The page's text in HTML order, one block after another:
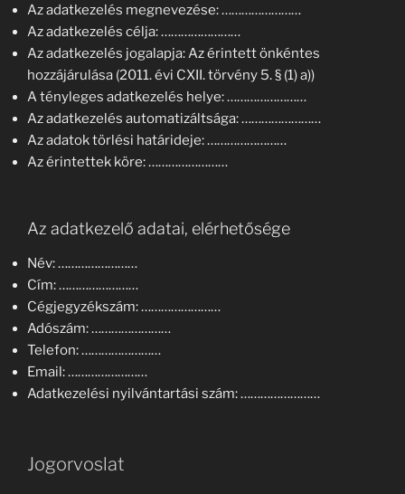
Az adatkezelés megnevezése: ……………………
Az adatkezelés célja: ……………………
Az adatkezelés jogalapja: Az érintett önkéntes
hozzájárulása (2011. évi CXII. törvény 5. § (1) a))
A tényleges adatkezelés helye: ……………………
Az adatkezelés automatizáltsága: ……………………
Az adatok törlési határideje: ……………………
Az érintettek köre: ……………………
Az adatkezelő adatai, elérhetősége
Név: ……………………
Cím: ……………………
Cégjegyzékszám: ……………………
Adószám: ……………………
Telefon: ……………………
Email: ……………………
Adatkezelési nyilvántartási szám: ……………………
Jogorvoslat